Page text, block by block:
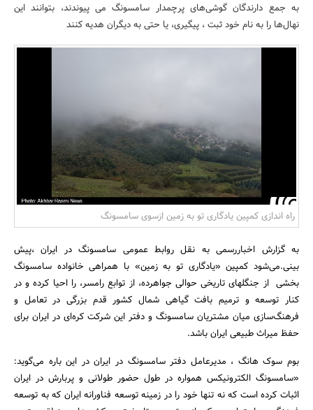
بانک، بیمه و سرمایه
مسکن و ساختمان
به جمع دارندگان گوشی‌های پرچمدار سامسونگ می پیوندند، بتوانند این
نهال‌ها را به نام خود ثبت ، پیگیری، یا حتی به دیگران هدیه کنند
راه اندازی کمپین یادگاری تو به زمین ازسوی سامسونگ
به گزارش اخباررسمی به نقل روابط عمومی سامسونگ در ایران ،پیش
بینی.می‌شود کمپین «یادگاری تو به زمین» با همراهی خانواده سامسونگ
بخشی از جنگلهای تاریخی حوالی جواهرده، از توابع رامسر، را احیا کرده و در
کنار توسعه و ترمیم بافت گیاهی شمال کشور قدم بزرگی در تعامل و
فرهنگ‌سازی میان مشتریان سامسونگ و دفتر این شرکت کره‌ای در ایران برای
حفظ میراث طبیعی ایران باشد.
بوم سوک هانگ ، مدیرعامل دفتر سامسونگ در ایران در این باره می‌گوید:
«سامسونگ الکترونیکس همواره در طول حضور طولانی و پربارش در ایران
اثبات کرده است که نه تنها خود را در زمینه توسعه فناورانه ایران که به توسعه